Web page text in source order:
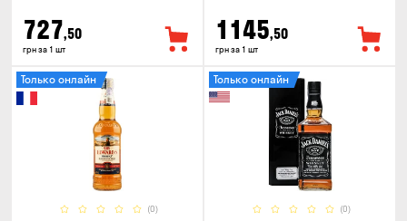
727,50
грн за 1 шт
1145,50
грн за 1 шт
(0)
Только онлайн
(0)
Только онлайн